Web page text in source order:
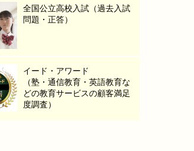
全国公立高校入試（過去入試
問題・正答）
イード・アワード
（塾・通信教育・英語教育な
どの教育サービスの顧客満足
度調査）